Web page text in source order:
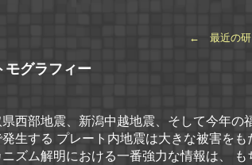
モグラフィー
西部地震、新潟中越地震、そして今年の
生する プレート内地震は大きな被害をも
ズム解明における一番強力な情報は、 も
← 最近の研